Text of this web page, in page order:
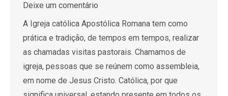
Deixe um comentário
A Igreja católica Apostólica Romana tem como
prática e tradição, de tempos em tempos, realizar
as chamadas visitas pastorais. Chamamos de
igreja, pessoas que se reúnem como assembleia,
em nome de Jesus Cristo. Católica, por que